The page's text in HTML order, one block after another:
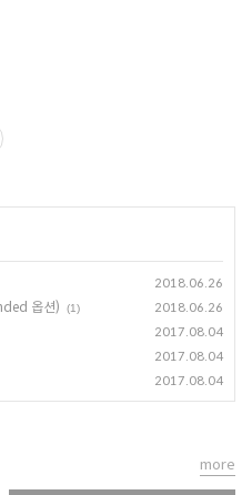
2018.06.26
옵션) (1) 2018.06.26
2017.08.04
2017.08.04
2017.08.04
more